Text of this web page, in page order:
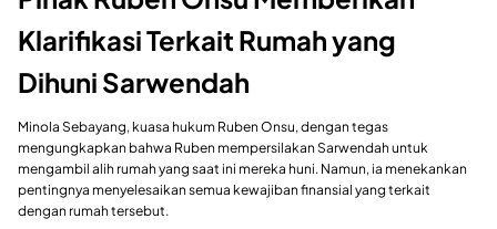
Klarifikasi Terkait Rumah yang
Dihuni Sarwendah
Minola Sebayang, kuasa hukum Ruben Onsu, dengan tegas
mengungkapkan bahwa Ruben mempersilakan Sarwendah untuk
mengambil alih rumah yang saat ini mereka huni. Namun, ia menekankan
pentingnya menyelesaikan semua kewajiban finansial yang terkait
dengan rumah tersebut.